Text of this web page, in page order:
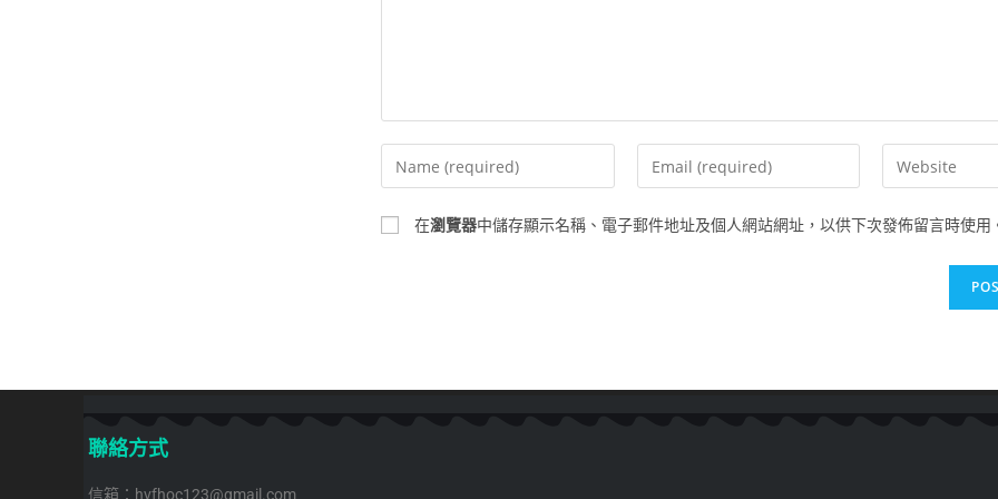
在瀏覽器中儲存顯示名稱、電子郵件地址及個人網站網址，以供下次發佈留言時使用
聯絡方式
信箱：hvfhoc123@gmail.com